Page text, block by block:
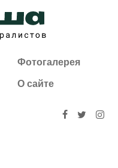
Фотогалерея
О сайте